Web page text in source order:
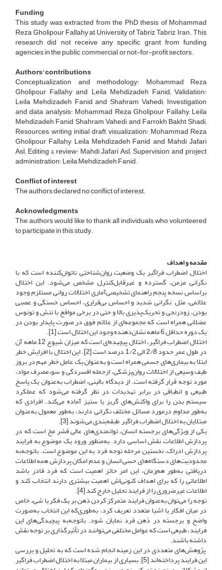
Funding
This study was extracted from the PhD thesis of Mohammad
Reza Gholipour Fallahy at University of Tabriz, Tabriz, Iran. This
research did not receive any specific grant from funding
agencies in the public, commercial, or not-for-profit sectors.
Authors' contributions
Conceptualization and methodology: Mohammad Reza
Gholipour Fallahy and Leila Mehdizadeh Fanid; Validation:
Leila Mehdizadeh Fanid and Shahram Vahedi; Investigation
and data analysis: Mohammad Reza Gholipour Fallahy, Leila
Mehdizadeh Fanid, Shahram Vahedi, and Farrokh Bakht Shadi;
Resources, writing initial draft, visualization: Mohammad Reza
Gholipour Fallahy, Leila Mehdizadeh Fanid, and Mahdi Jafari
Asl; Editing & review: Mahdi Jafari Asl; Supervision and project
administration: Leila Mehdizadeh Fanid.
Conflict of interest
The authors declared no conflict of interest.
Acknowledgments
The authors would like to thank all individuals who volunteered
to participate in this study.
مقدمه و اهداف
اختلال اضطراب فراگیر یک وضعیت روان‌شناختی ناتوان‌کننده است که با
نگرانی مزمن، گسترده و غیرقابل‌کنترل مشخص می‌شود. این اختلال
بر‌اساس نسخه پنجم راهنمای تشخیصی‌آماری اختلالات روانی مستلزم وجود
علائمی، مثل نگرانی شدید و احساس بی‌قراری‌، احساس خستگی و عصبی
بودن، زودرنجی و تحریک‌پذیری بالا و حتی در برخی مواقع با تنش و تونوس
عضلانی همراه است که مجموعه‌ای از علائم فوق در صورت پایدار بودن در
یک دوره حداقل 6 ماهه نشان‌دهنده وجود این اختلال است [1].‌
اختلال اضطراب فراگیر، اختلال پیچیده‌ای است که میزان شیوع 12 ماهه آن
در طول عمر حدود 2/8 الی 1/2 درصد است [2]. این اختلال با افزایش خطر
ابتلا به بیماری‌های جسمی همراه است و به‌عنوان یک عامل خطر مهم در بروز
طیف وسیعی از اختلالات روان‌پزشکی، از‌جمله افسردگی و سوءمصرف مواد،
مورد توجه قرار گرفته است. از دیدگاه بالینی، اضطراب به‌عنوان یک پاسخ
طبیعی و انطباقی در برابر تهدیدات در نظر گرفته می‌شود که عملکرد
سیستم بدن را برای واکنش‌های گریز یا ستیز آماده می‌کند. افرادی که
به‌طور مداوم در‌مورد مسائل مختلف نگرانی دارند، به‌طور معمول به‌عنوان
مبتلایان به اختلال اضطراب فراگیر طبقه‌بندی می‌شوند [3].
یکی از ویژگی‌های برجسته انسان، توانمندی‌های عالی قشر مخ است که در
پردازش اطلاعات نقش اساسی دارد. به‌منظور ورود یک موضوع به فرایند
پردازش ادراک، نخستین مرحله توجه فرد به این موضوع است. باتوجه‌به
محدودیت‌های دستگاه‌های حسی انسان و عدم امکان پردازش همه اطلاعات
دریافتی به‌طور هم‌زمان، این امر حائز اهمیت است که فرد قادر باشد
اطلاعاتی را که برای اهداف کنونی‌اش اهمیت بیشتری دارند انتخاب کند و
اطلاعات غیرضروری را از فرایند تحلیل خارج کند [4].
توجه را می‌توان به‌عنوان فرایند متمرکز کردن ذهن بر یک فکر یا شیء خاص
در میان افکار یا اشیا متعدد تعریف کرد، به‌طوری‌که این انتخاب به‌صورت
واضح و برجسته در ذهن فرد نمایان شود. باتوجه‌به پیچیدگی‌های این
فرایند، طبیعی است که عوامل مختلفی می‌توانند در تأثیرگذاری بر توجه نقش
داشته باشند.
پژوهش‌های متعددی در این زمینه انجام‌ شده است که به تحلیل و بررسی
این فرایند پرداخته‌اند [5]. بسیاری از بیماران مبتلا به اختلال اضطراب فراگیر